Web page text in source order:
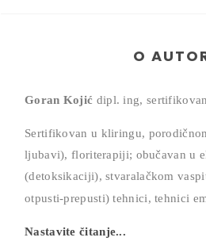
O
Goran Kojić dipl. ing,
Sertifikovan u kliringu,
ljubavi), floriterapiji; obučavan u
(detoksikaciji), stvaralačkom
otpusti-prepusti) tehnici,tehnici
Nastavite čitanje...